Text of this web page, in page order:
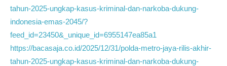
tahun-2025-ungkap-kasus-kriminal-dan-narkoba-dukung-
indonesia-emas-2045/?
feed_id=23450&_unique_id=6955147ea85a1
https://bacasaja.co.id/2025/12/31/polda-metro-jaya-rilis-akhir-
tahun-2025-ungkap-kasus-kriminal-dan-narkoba-dukung-